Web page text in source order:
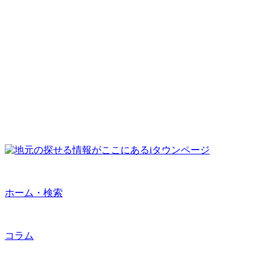
ホーム・検索
コラム